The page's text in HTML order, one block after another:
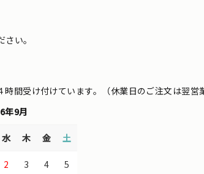
い。
間受け付けています。（休業日のご注文は翌営
年9月
水 木 金 土
2 3 4 5